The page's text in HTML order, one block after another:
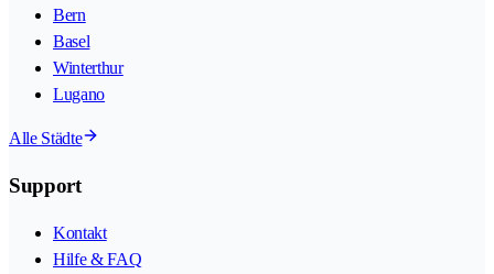
Bern
Basel
Winterthur
Lugano
Alle Städte
Support
Kontakt
Hilfe & FAQ